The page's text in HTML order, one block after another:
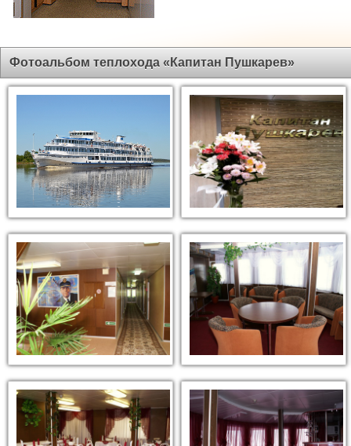
Фотоальбом теплохода «Капитан Пушкарев»